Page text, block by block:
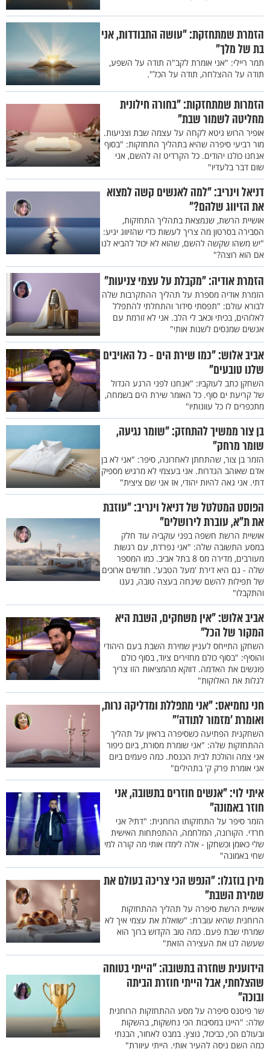
הזמרת שמתחזקת: "עושה התבודדות, אני
בת של מלך"
תמר ריילי: "אני אומרת לקב"ה תודה על השפע,
תודה על ההצלחה, תודה על הכל".
הזמרות שמתחזקות: "בחורה חילונית
מחליטה לשמור שבת"
אופיר הרוש גיטא לקחה על עצמה שבת וצניעות.
מור רביעי סיפרה שהיא בתהליך התחזקות: "בסוף
אנחנו כולנו יהודים. כל הקרדיט זה להשם, אני
שום דבר בלעדיו"
דניאל וינריב: "למה לאנשים קשה למצוא
את הזיווג שלהם?"
אושיית הרשת, שנמצאת בתהליך התחזקות,
הסבירה בסרטון מה צריך לעשות כדי שהזיווג יגיע:
"יש משהו שקשה להשם, שהוא לא יכול להביא לנו
אם הוא רוצה?"
הזמרת אודיה: "מקבלת על עצמי צניעות"
הזמרת אודיה מספרת על תהליך ההתקרבות שלה
לבורא עולם: "תפסתי סידור והתחלתי להתפלל
לאלוהים, בכיתי וכאב לי הלב. אני לא זורמת עם
אנשים שמנסים לשנות אותי"
אביב אלוש: "כמו שירת הים - כל האויבים
שלנו טובעים"
השחקן כתב לעוקביו: "אנחנו לפני הרגע הגדול
של קריעת ים סוף. כל האומר שירת הים בשמחה,
מתכפרים לו כל עוונותיו"
בן צור ממשיך להתחזק: "שומר נגיעה,
שומר מרחק"
הזמר בן צור, שהתחתן לאחרונה, סיפר: "אני לא בן
אדם שאוהב הגדרות. אני בעצמי לא מרגיש מספיק
דתי. אני גאה להיות יהודי, אז אני שם ציצית"
הפוסט המטלטל של דניאל וינריב: "עוזבת
את ת"א, עוברת לירושלים"
אושיית הרשת חשפה בפני עוקביה עוד חלק
במסע התשובה שלה: "אני נפרדת, עם רגשות
מעורבים, מדירה מס 8 בתל אביב. כמו המספר
שלה - גם היא דירת 'מעל הטבע'. חודשים ארוכים
של תפילות להשם שינחה בעצה טובה, נענו
והתקבלו"
אביב אלוש: "אין משחקים, השבת היא
המקור של הכל"
השחקן התייחס לעניין שמירת השבת בעם היהודי
והוסיף: "בסוף כולם מחזירים ציוד, בסוף כולם
פוגשים את האדמה. דווקא מהמציאות הזו צריך
לגלות את האלוקות"
חני נחמיאס: "אני מתפללת ומדליקה נרות,
ואומרת 'מזמור לתודה'"
השחקנית הפתיעה כשסיפרה בראיון על תהליך
ההתחזקות שלה: "אני שומרת מסורת, ביום כיפור
אני צמה והולכת לבית הכנסת. כמה פעמים ביום
אני אומרת פרק ק' בתהילים"
איתי לוי: "אנשים חוזרים בתשובה, אני
חוזר באמונה"
הזמר סיפר על התחזקותו הרוחנית: "דתי? אני
חרדי. הקורונה, המלחמה, ההתפתחות האישית
שלי כאומן וכשחקן - אלה לימדו אותי מה קורה למי
שחי באמונה"
מירן בוזגלו: "הנפש הכי צריכה בעולם את
שמירת השבת"
אושיית הרשת סיפרה על תהליך ההתחזקות
הרוחנית שהיא עוברת: "שואלת את עצמי איך לא
שמרתי שבת פעם. כמה טוב הקדוש ברוך הוא
שעשה לנו את העצירה הזאת"
הידוענית שחזרה בתשובה: "הייתי בטוחה
שהצלחתי, אבל הייתי חוזרת הביתה
ובוכה"
שר פיטנס סיפרה על מסע ההתחזקות הרוחנית
שלה: "היינו במסיבות הכי נחשקות, בהשקות
ובעולם הכי, כביכול, נוצץ. במבט לאחור, הבנתי
כמה השם ניסה להעיר אותי. הייתי עיוורת"